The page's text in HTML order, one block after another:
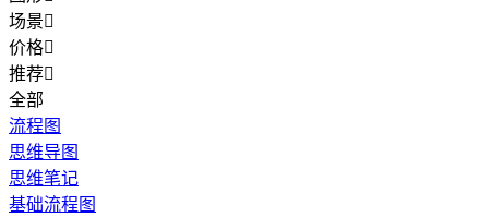
场景
价格
推荐
全部
流程图
思维导图
思维笔记
基础流程图